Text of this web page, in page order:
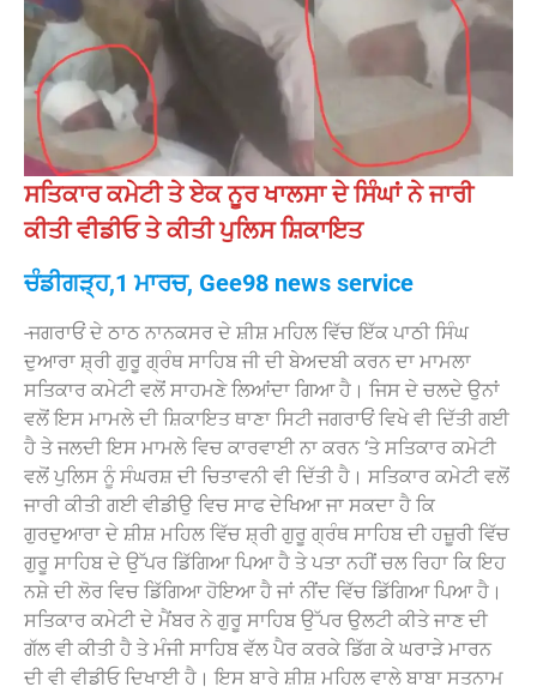
ਸਤਿਕਾਰ ਕਮੇਟੀ ਤੇ ਏਕ ਨੂਰ ਖਾਲਸਾ ਦੇ ਸਿੰਘਾਂ ਨੇ ਜਾਰੀ
ਕੀਤੀ ਵੀਡੀਓ ਤੇ ਕੀਤੀ ਪੁਲਿਸ ਸ਼ਿਕਾਇਤ
ਚੰਡੀਗੜ੍ਹ,1 ਮਾਰਚ, Gee98 news service
-ਜਗਰਾਓਂ ਦੇ ਠਾਠ ਨਾਨਕਸਰ ਦੇ ਸ਼ੀਸ਼ ਮਹਿਲ ਵਿੱਚ ਇੱਕ ਪਾਠੀ ਸਿੰਘ
ਦੁਆਰਾ ਸ਼੍ਰੀ ਗੁਰੂ ਗ੍ਰੰਥ ਸਾਹਿਬ ਜੀ ਦੀ ਬੇਅਦਬੀ ਕਰਨ ਦਾ ਮਾਮਲਾ
ਸਤਿਕਾਰ ਕਮੇਟੀ ਵਲੋਂ ਸਾਹਮਣੇ ਲਿਆਂਦਾ ਗਿਆ ਹੈ। ਜਿਸ ਦੇ ਚਲਦੇ ਉਨਾਂ
ਵਲੋਂ ਇਸ ਮਾਮਲੇ ਦੀ ਸ਼ਿਕਾਇਤ ਥਾਣਾ ਸਿਟੀ ਜਗਰਾਓਂ ਵਿਖੇ ਵੀ ਦਿੱਤੀ ਗਈ
ਹੈ ਤੇ ਜਲਦੀ ਇਸ ਮਾਮਲੇ ਵਿਚ ਕਾਰਵਾਈ ਨਾ ਕਰਨ ‘ਤੇ ਸਤਿਕਾਰ ਕਮੇਟੀ
ਵਲੋਂ ਪੁਲਿਸ ਨੂੰ ਸੰਘਰਸ਼ ਦੀ ਚਿਤਾਵਨੀ ਵੀ ਦਿੱਤੀ ਹੈ। ਸਤਿਕਾਰ ਕਮੇਟੀ ਵਲੋਂ
ਜਾਰੀ ਕੀਤੀ ਗਈ ਵੀਡੀਉ ਵਿਚ ਸਾਫ ਦੇਖਿਆ ਜਾ ਸਕਦਾ ਹੈ ਕਿ
ਗੁਰਦੁਆਰਾ ਦੇ ਸ਼ੀਸ਼ ਮਹਿਲ ਵਿੱਚ ਸ਼੍ਰੀ ਗੁਰੂ ਗ੍ਰੰਥ ਸਾਹਿਬ ਦੀ ਹਜ਼ੂਰੀ ਵਿੱਚ
ਗੁਰੂ ਸਾਹਿਬ ਦੇ ਉੱਪਰ ਡਿੱਗਿਆ ਪਿਆ ਹੈ ਤੇ ਪਤਾ ਨਹੀਂ ਚਲ ਰਿਹਾ ਕਿ ਇਹ
ਨਸ਼ੇ ਦੀ ਲੋਰ ਵਿਚ ਡਿੱਗਿਆ ਹੋਇਆ ਹੈ ਜਾਂ ਨੀਂਦ ਵਿੱਚ ਡਿੱਗਿਆ ਪਿਆ ਹੈ।
ਸਤਿਕਾਰ ਕਮੇਟੀ ਦੇ ਮੈਂਬਰ ਨੇ ਗੁਰੂ ਸਾਹਿਬ ਉੱਪਰ ਉਲਟੀ ਕੀਤੇ ਜਾਣ ਦੀ
ਗੱਲ ਵੀ ਕੀਤੀ ਹੈ ਤੇ ਮੰਜੀ ਸਾਹਿਬ ਵੱਲ ਪੈਰ ਕਰਕੇ ਡਿੱਗ ਕੇ ਘਰਾੜੇ ਮਾਰਨ
ਦੀ ਵੀ ਵੀਡੀਓ ਦਿਖਾਈ ਹੈ। ਇਸ ਬਾਰੇ ਸ਼ੀਸ਼ ਮਹਿਲ ਵਾਲੇ ਬਾਬਾ ਸਤਨਾਮ